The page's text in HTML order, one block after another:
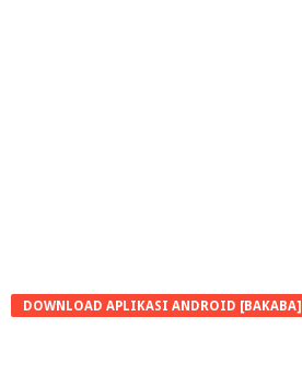
DOWNLOAD APLIKASI ANDROID [BAKABA]